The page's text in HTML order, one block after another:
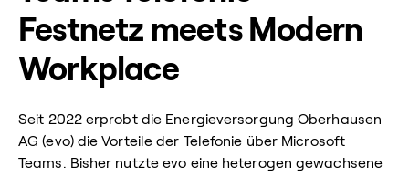
Festnetz meets Modern
Workplace
Seit 2022 erprobt die Energieversorgung Oberhausen
AG (evo) die Vorteile der Telefonie über Microsoft
Teams. Bisher nutzte evo eine heterogen gewachsene